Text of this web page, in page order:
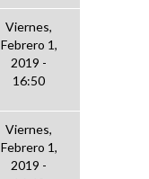
Viernes,
Febrero 1,
2019 -
16:50
Viernes,
Febrero 1,
2019 -